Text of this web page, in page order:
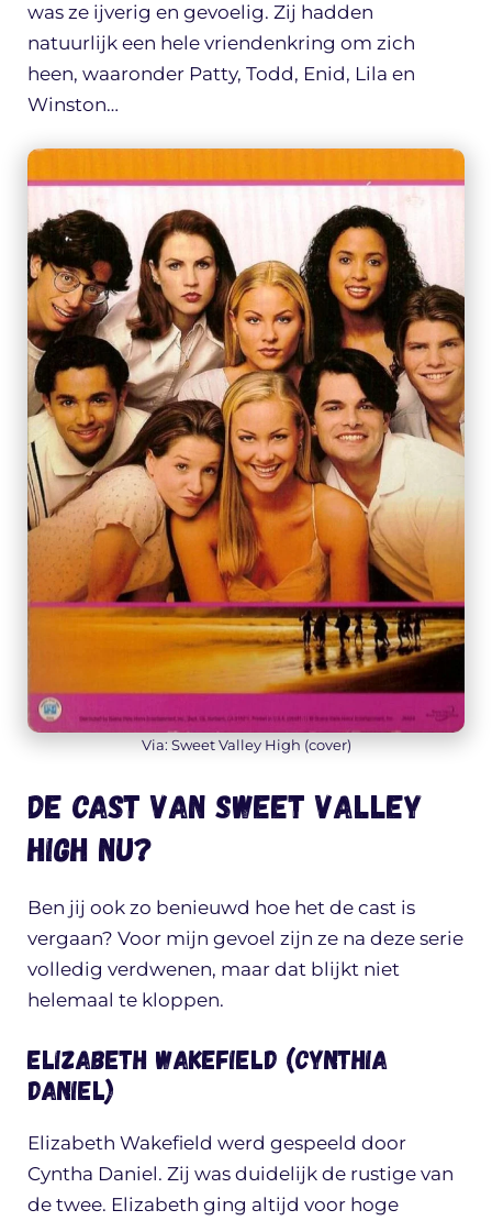
was ze ijverig en gevoelig. Zij hadden
natuurlijk een hele vriendenkring om zich
heen, waaronder Patty, Todd, Enid, Lila en
Winston…
Via: Sweet Valley High (cover)
De cast van Sweet Valley
High nu?
Ben jij ook zo benieuwd hoe het de cast is
vergaan? Voor mijn gevoel zijn ze na deze serie
volledig verdwenen, maar dat blijkt niet
helemaal te kloppen.
Elizabeth Wakefield (Cynthia
Daniel)
Elizabeth Wakefield werd gespeeld door
Cyntha Daniel. Zij was duidelijk de rustige van
de twee. Elizabeth ging altijd voor hoge